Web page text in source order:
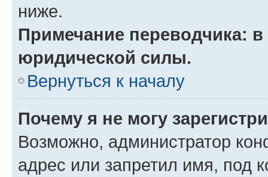
ниже.
Примечание переводчика:
юридической силы.
Вернуться к началу
Почему я не могу
Возможно, администратор
адрес или запретил имя, под